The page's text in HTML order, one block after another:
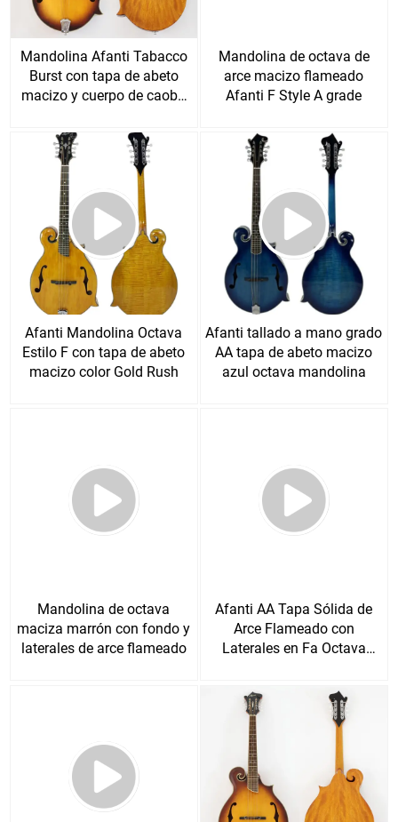
Mandolina Afanti Tabacco
Burst con tapa de abeto
macizo y cuerpo de caoba
Mandolina de octava de
arce macizo flameado
Afanti F Style A grade
Afanti Mandolina Octava
Estilo F con tapa de abeto
macizo color Gold Rush
Afanti tallado a mano grado
AA tapa de abeto macizo
azul octava mandolina
Mandolina de octava
maciza marrón con fondo y
laterales de arce flameado
Afanti AA Tapa Sólida de
Arce Flameado con
Laterales en Fa Octava